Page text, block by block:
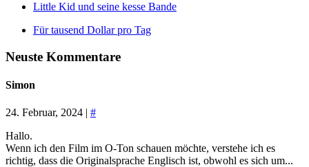
Little Kid und seine kesse Bande
Für tausend Dollar pro Tag
Neuste Kommentare
Simon
24. Februar, 2024 | #
Hallo.
Wenn ich den Film im O-Ton schauen möchte, verstehe ich es
richtig, dass die Originalsprache Englisch ist, obwohl es sich um...